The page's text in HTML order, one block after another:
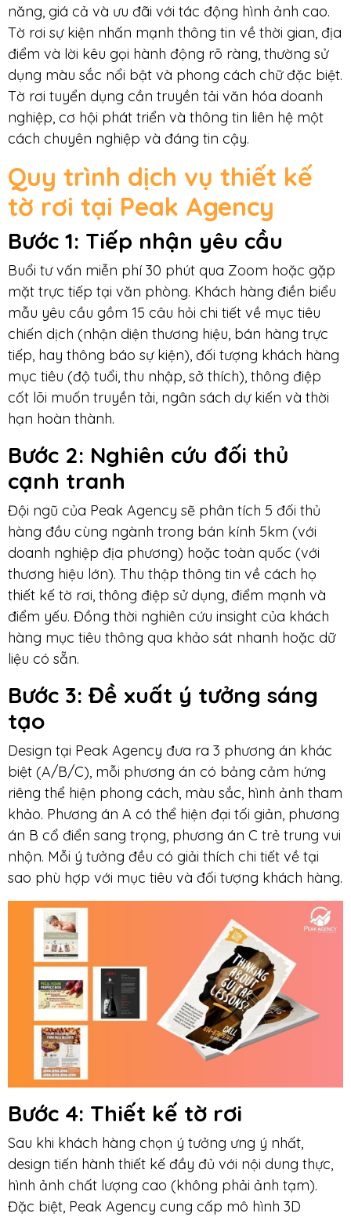
năng, giá cả và ưu đãi với tác động hình ảnh cao.
Tờ rơi sự kiện nhấn mạnh thông tin về thời gian, địa
điểm và lời kêu gọi hành động rõ ràng, thường sử
dụng màu sắc nổi bật và phong cách chữ đặc biệt.
Tờ rơi tuyển dụng cần truyền tải văn hóa doanh
nghiệp, cơ hội phát triển và thông tin liên hệ một
cách chuyên nghiệp và đáng tin cậy.
Quy trình dịch vụ thiết kế
tờ rơi tại Peak Agency
Bước 1: Tiếp nhận yêu cầu
Buổi tư vấn miễn phí 30 phút qua Zoom hoặc gặp
mặt trực tiếp tại văn phòng. Khách hàng điền biểu
mẫu yêu cầu gồm 15 câu hỏi chi tiết về mục tiêu
chiến dịch (nhận diện thương hiệu, bán hàng trực
tiếp, hay thông báo sự kiện), đối tượng khách hàng
mục tiêu (độ tuổi, thu nhập, sở thích), thông điệp
cốt lõi muốn truyền tải, ngân sách dự kiến và thời
hạn hoàn thành.
Bước 2: Nghiên cứu đối thủ
cạnh tranh
Đội ngũ của Peak Agency sẽ phân tích 5 đối thủ
hàng đầu cùng ngành trong bán kính 5km (với
doanh nghiệp địa phương) hoặc toàn quốc (với
thương hiệu lớn). Thu thập thông tin về cách họ
thiết kế tờ rơi, thông điệp sử dụng, điểm mạnh và
điểm yếu. Đồng thời nghiên cứu insight của khách
hàng mục tiêu thông qua khảo sát nhanh hoặc dữ
liệu có sẵn.
Bước 3: Đề xuất ý tưởng sáng
tạo
Design tại Peak Agency đưa ra 3 phương án khác
biệt (A/B/C), mỗi phương án có bảng cảm hứng
riêng thể hiện phong cách, màu sắc, hình ảnh tham
khảo. Phương án A có thể hiện đại tối giản, phương
án B cổ điển sang trọng, phương án C trẻ trung vui
nhộn. Mỗi ý tưởng đều có giải thích chi tiết về tại
sao phù hợp với mục tiêu và đối tượng khách hàng.
Bước 4: Thiết kế tờ rơi
Sau khi khách hàng chọn ý tưởng ưng ý nhất,
design tiến hành thiết kế đầy đủ với nội dung thực,
hình ảnh chất lượng cao (không phải ảnh tạm).
Đặc biệt, Peak Agency cung cấp mô hình 3D